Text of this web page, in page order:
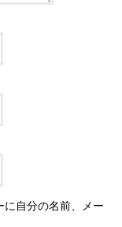
に自分の名前、メー